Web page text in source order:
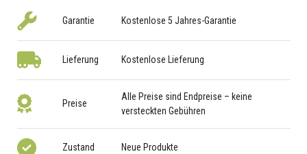
Garantie Kostenlose 5 Jahres-Garantie
Lieferung Kostenlose Lieferung
Preise
Alle Preise sind Endpreise – keine
versteckten Gebühren
Zustand Neue Produkte